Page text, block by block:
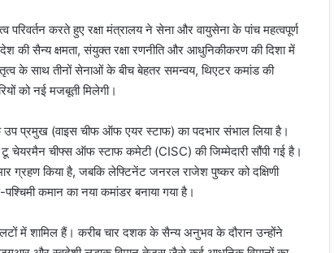
परिवर्तन करते हुए रक्षा मंत्रालय ने सेना और वायुसेना के पांच महत्वपूर्ण
देश की सैन्य क्षमता, संयुक्त रक्षा रणनीति और आधुनिकीकरण की दिशा में
नेतृत्व के साथ तीनों सेनाओं के बीच बेहतर समन्वय, थिएटर कमांड की
को नई मजबूती मिलेगी।
उप प्रमुख (वाइस चीफ ऑफ एयर स्टाफ) का पदभार संभाल लिया है।
चेयरमैन चीफ्स ऑफ स्टाफ कमेटी (CISC) की जिम्मेदारी सौंपी गई है।
किया है, जबकि लेफ्टिनेंट जनरल राजेश पुष्कर को दक्षिणी
कमान का नया कमांडर बनाया गया है।
में शामिल हैं। करीब चार दशक के सैन्य अनुभव के दौरान उन्होंने